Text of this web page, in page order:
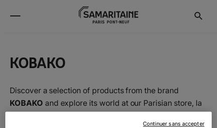
KOBAKO
Discover a selection of products from the brand
KOBAKO and explore its world at our Parisian store, la
Samaritaine.
Continuer sans accepter